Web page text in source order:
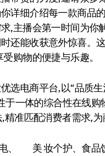
详细介绍每一款商品
,主播会第一时间为你
还能收获意外惊喜。
购物的便捷与乐趣。
选电商平台,以“品质
体的综合性在线购
准匹配消费者需求,为
、 美 妆个护、食品